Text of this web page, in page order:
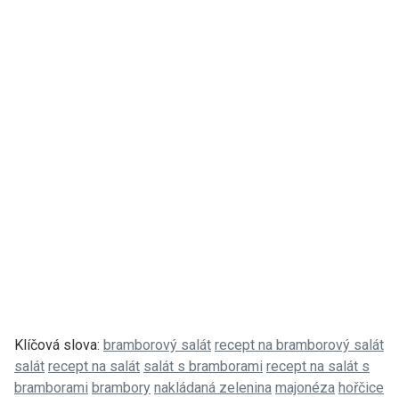
Klíčová slova: bramborový salát recept na bramborový salát
salát recept na salát salát s bramborami recept na salát s
bramborami brambory nakládaná zelenina majonéza hořčice